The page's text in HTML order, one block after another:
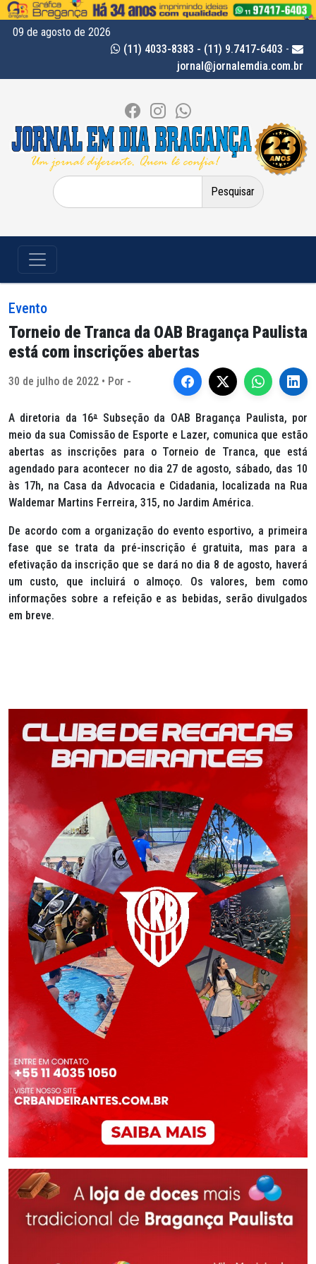
09 de agosto de 2026
(11) 4033-8383 - (11) 9.7417-6403 -
jornal@jornalemdia.com.br
Pesquisar
por:
Evento
Torneio de Tranca da OAB Bragança Paulista
está com inscrições abertas
30 de julho de 2022 • Por -
A diretoria da 16ªSubseção da OAB Bragança Paulista, por
meio da sua Comissão de Esporte e Lazer, comunica que estão
abertas as inscrições para o Torneio de Tranca, que está
agendado para acontecer no dia 27 de agosto, sábado, das 10
às 17h, na Casa da Advocacia e Cidadania, localizada na Rua
Waldemar Martins Ferreira, 315, no Jardim América.
De acordo com a organização do evento esportivo, a primeira
fase que se trata da pré-inscrição é gratuita, mas para a
efetivação da inscrição que se dará no dia 8 de agosto, haverá
um custo, que incluirá o almoço. Os valores, bem como
informações sobre a refeição e as bebidas, serão divulgados
em breve.